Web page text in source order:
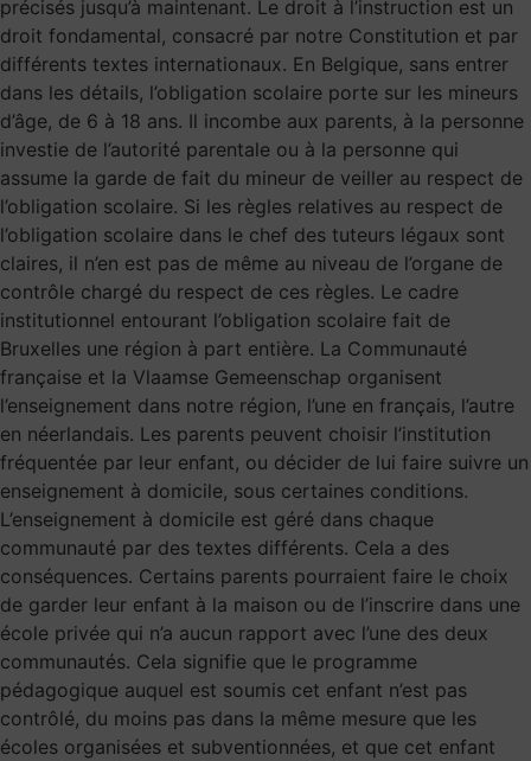
précisés jusqu’à maintenant. Le droit à l’instruction est un
droit fondamental, consacré par notre Constitution et par
différents textes internationaux. En Belgique, sans entrer
dans les détails, l’obligation scolaire porte sur les mineurs
d’âge, de 6 à 18 ans. Il incombe aux parents, à la personne
investie de l’autorité parentale ou à la personne qui
assume la garde de fait du mineur de veiller au respect de
l’obligation scolaire. Si les règles relatives au respect de
l’obligation scolaire dans le chef des tuteurs légaux sont
claires, il n’en est pas de même au niveau de l’organe de
contrôle chargé du respect de ces règles. Le cadre
institutionnel entourant l’obligation scolaire fait de
Bruxelles une région à part entière. La Communauté
française et la Vlaamse Gemeenschap organisent
l’enseignement dans notre région, l’une en français, l’autre
en néerlandais. Les parents peuvent choisir l’institution
fréquentée par leur enfant, ou décider de lui faire suivre un
enseignement à domicile, sous certaines conditions.
L’enseignement à domicile est géré dans chaque
communauté par des textes différents. Cela a des
conséquences. Certains parents pourraient faire le choix
de garder leur enfant à la maison ou de l’inscrire dans une
école privée qui n’a aucun rapport avec l’une des deux
communautés. Cela signifie que le programme
pédagogique auquel est soumis cet enfant n’est pas
contrôlé, du moins pas dans la même mesure que les
écoles organisées et subventionnées, et que cet enfant